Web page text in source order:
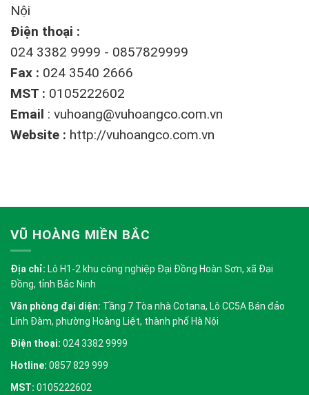
Nội
Điện thoại :
024 3382 9999 - 0857829999
Fax : 024 3540 2666
MST : 0105222602
Email : vuhoang@vuhoangco.com.vn
Website : http://vuhoangco.com.vn
VŨ HOÀNG MIỀN BẮC
Địa chỉ: Lô H1-2 khu công nghiệp Đại Đồng Hoàn Sơn, xã Đại
Đồng, tỉnh Bắc Ninh
Văn phòng đại diện: Tầng 7 Tòa nhà Cotana, Lô CC5A Bán đảo
Linh Đàm, phường Hoàng Liệt, thành phố Hà Nội
Điện thoại: 024 3382 9999
Hotline: 0857 829 999
MST: 0105222602